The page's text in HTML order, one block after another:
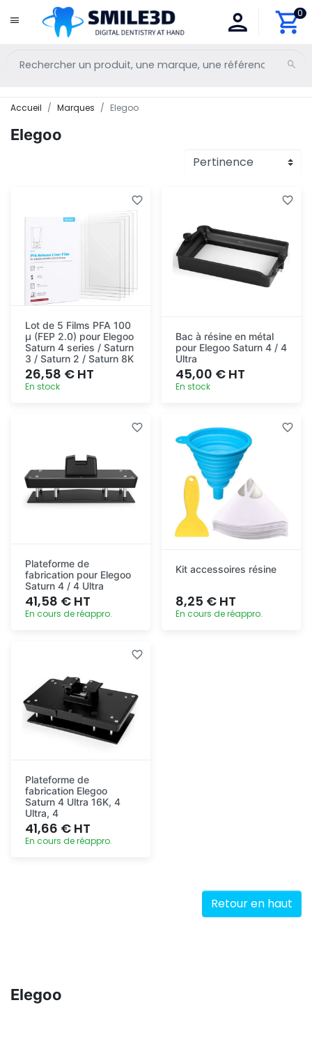
0
Accueil Marques Elegoo
Elegoo
Lot de 5 Films PFA 100
µ (FEP 2.0) pour Elegoo
Saturn 4 series / Saturn
3 / Saturn 2 / Saturn 8K
26,58 € HT
En stock
Bac à résine en métal
pour Elegoo Saturn 4 / 4
Ultra
45,00 € HT
En stock
rapide
Plateforme de
fabrication pour Elegoo
Saturn 4 / 4 Ultra
41,58 € HT
En cours de réappro.
Kit accessoires résine
8,25 € HT
En cours de réappro.
Plateforme de
fabrication Elegoo
Saturn 4 Ultra 16K, 4
Ultra, 4
41,66 € HT
En cours de réappro.
Retour en haut
Elegoo